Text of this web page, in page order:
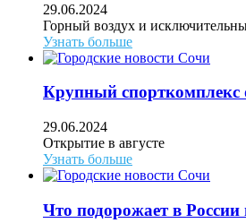
29.06.2024
Горный воздух и
Узнать больше
Крупный спорткомплекс
29.06.2024
Открытие в августе
Узнать больше
Что подорожает в России